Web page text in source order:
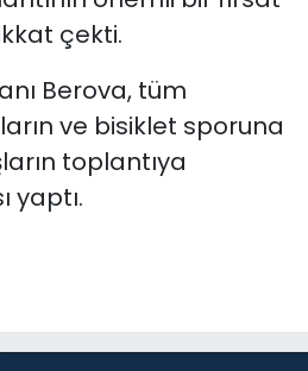
çekti.
Berova, tüm
ve bisiklet sporuna
toplantıya
yaptı.